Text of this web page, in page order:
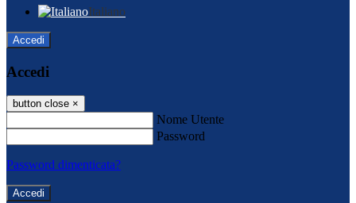
Italiano
Accedi
Accedi
button close ×
Nome Utente
Password
Password dimenticata?